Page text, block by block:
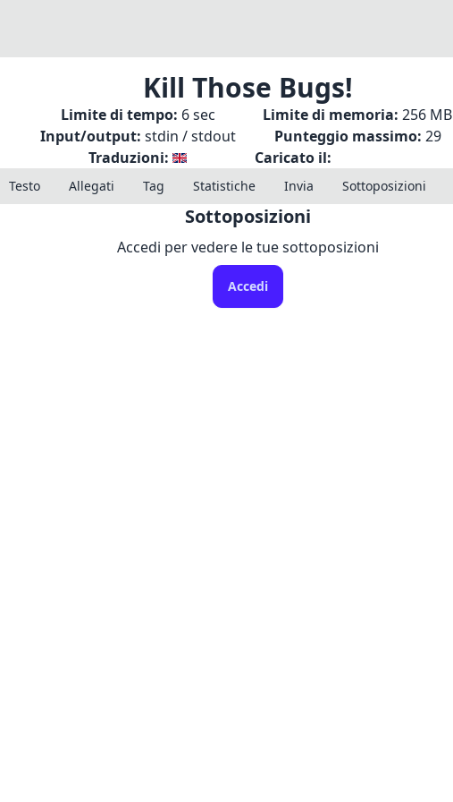
Kill Those Bugs!
Limite di tempo: 6 sec Limite di memoria: 256 MB
Input/output: stdin / stdout Punteggio massimo: 29
Traduzioni:
Caricato il:
Testo Allegati Tag Statistiche Invia Sottoposizioni
Sottoposizioni
Accedi per vedere le tue sottoposizioni
Accedi